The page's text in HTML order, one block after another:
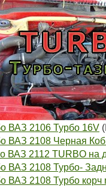
ВАЗ 2106 Турбо 16V
ВАЗ 2108 Черная
ВАЗ 2112 TURBO на
ВАЗ 2108 Турбо-
ВАЗ 2108 Турбо корч